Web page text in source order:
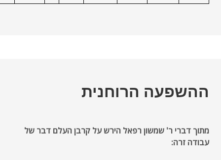
ההשפעה הרוחנית
מתוך דברי ר' שמשון רפאל הירש על קרבן העלם דבר של
עבודה זרה: